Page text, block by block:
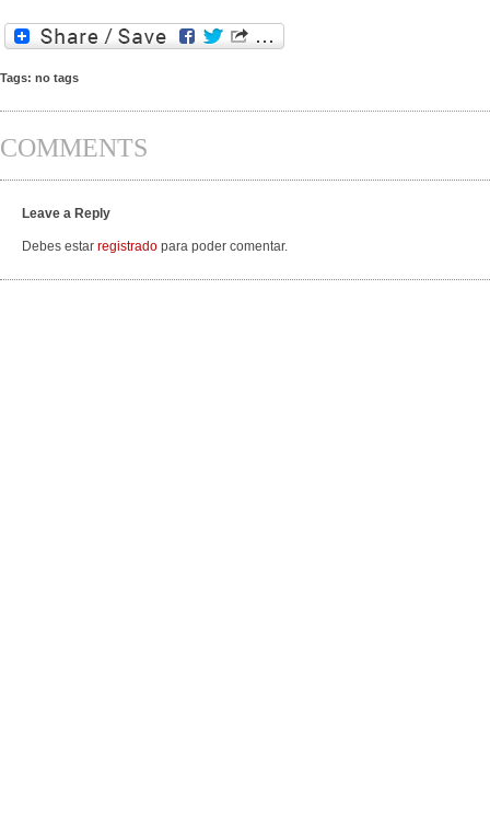
Tags: no tags
COMMENTS
Leave a Reply
Debes estar registrado para poder comentar.